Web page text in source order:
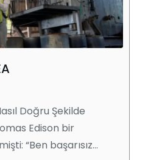
Doğru Şekilde
Edison bir
“Ben başarısız…